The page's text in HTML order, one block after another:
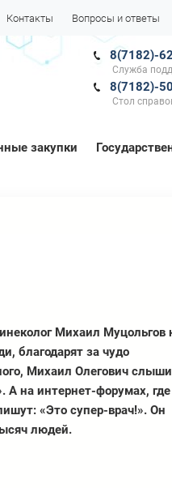
Контакты Вопросы и ответы
8(7182)-
Служба
8(7182)-
Стол
закупки
Михаил Муцольгов
благодарят за чудо
Михаил Олегович
А на интернет-форумах, где
«Это супер-врач!». Он
людей.